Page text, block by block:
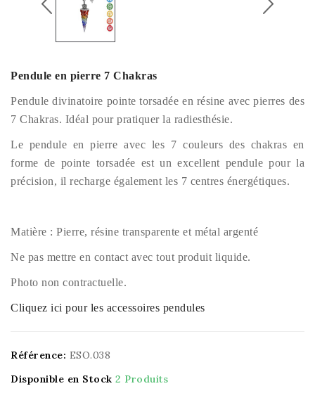
Pendule en pierre 7 Chakras
Pendule divinatoire pointe torsadée en résine avec pierres des
7 Chakras. Idéal pour pratiquer la radiesthésie.
Le pendule en pierre avec les 7 couleurs des chakras en
forme de pointe torsadée est un excellent pendule pour la
précision, il recharge également les 7 centres énergétiques.
Matière : Pierre, résine transparente et métal argenté
Ne pas mettre en contact avec tout produit liquide.
Photo non contractuelle.
Cliquez ici pour les accessoires pendules
Référence: ESO.038
Disponible en Stock 2 Produits